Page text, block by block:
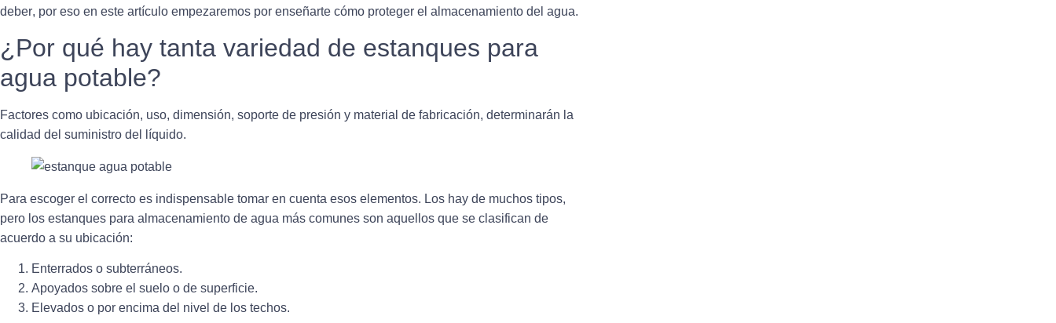
deber, por eso en este artículo empezaremos por enseñarte cómo proteger el almacenamiento del agua.
¿Por qué hay tanta variedad de estanques para
agua potable?
Factores como ubicación, uso, dimensión, soporte de presión y material de fabricación, determinarán la
calidad del suministro del líquido.
Para escoger el correcto es indispensable tomar en cuenta esos elementos. Los hay de muchos tipos,
pero los estanques para almacenamiento de agua más comunes son aquellos que se clasifican de
acuerdo a su ubicación:
Enterrados o subterráneos.
Apoyados sobre el suelo o de superficie.
Elevados o por encima del nivel de los techos.